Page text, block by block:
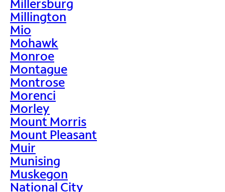
Millersburg
Millington
Mio
Mohawk
Monroe
Montague
Montrose
Morenci
Morley
Mount Morris
Mount Pleasant
Muir
Munising
Muskegon
National City